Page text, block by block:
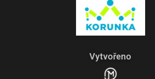
Vytvořeno